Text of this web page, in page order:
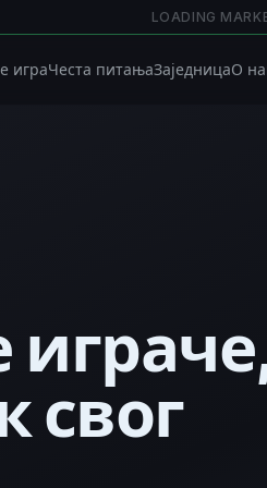
LOADING
играЧеста питањаЗаједницаО
свог